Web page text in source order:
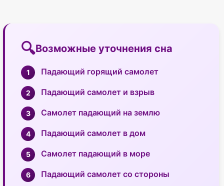
Возможные уточнения сна
Падающий горящий самолет
Падающий самолет и взрыв
Самолет падающий на землю
Падающий самолет в дом
Самолет падающий в море
Падающий самолет со стороны